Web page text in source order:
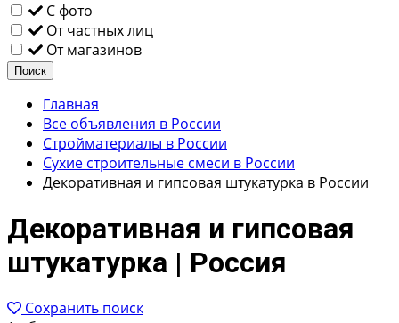
С фото
От частных лиц
От магазинов
Поиск
Главная
Все объявления в России
Стройматериалы в России
Сухие строительные смеси в России
Декоративная и гипсовая штукатурка в России
Декоративная и гипсовая
штукатурка | Россия
Сохранить поиск